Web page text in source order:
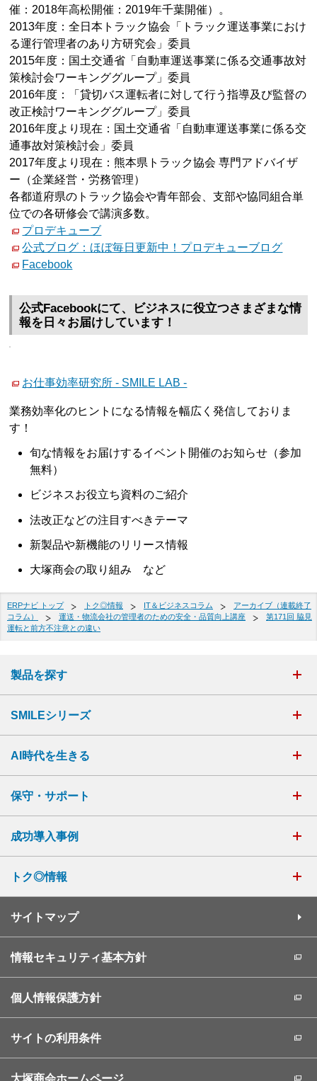
催：2018年高松開催：2019年千葉開催）。
2013年度：全日本トラック協会「トラック運送事業におけ
る運行管理者のあり方研究会」委員
2015年度：国土交通省「自動車運送事業に係る交通事故対
策検討会ワーキンググループ」委員
2016年度：「貸切バス運転者に対して行う指導及び監督の
改正検討ワーキンググループ」委員
2016年度より現在：国土交通省「自動車運送事業に係る交
通事故対策検討会」委員
2017年度より現在：熊本県トラック協会 専門アドバイザ
ー（企業経営・労務管理）
各都道府県のトラック協会や青年部会、支部や協同組合単
位での各研修会で講演多数。
プロデキューブ
公式ブログ：ほぼ毎日更新中！プロデキューブログ
Facebook
公式Facebookにて、ビジネスに役立つさまざまな情
報を日々お届けしています！
お仕事効率研究所 - SMILE LAB -
業務効率化のヒントになる情報を幅広く発信しておりま
す！
旬な情報をお届けするイベント開催のお知らせ（参加
無料）
ビジネスお役立ち資料のご紹介
法改正などの注目すべきテーマ
新製品や新機能のリリース情報
大塚商会の取り組み など
ERPナビ トップ トク◎情報 IT＆ビジネスコラム
アーカイブ（連載終了
コラム）
運送・物流会社の管理者のための安全・品質向上講座
第171回 脇見
運転と前方不注意との違い
製品を探す
SMILEシリーズ
AI時代を生きる
保守・サポート
成功導入事例
トク◎情報
サイトマップ
情報セキュリティ基本方針
個人情報保護方針
サイトの利用条件
大塚商会ホームページ